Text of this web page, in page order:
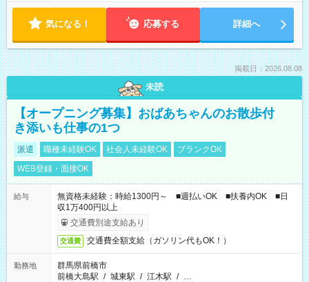
気になる！ 応募する 詳細へ
掲載日：2026.08.08
未読
【オープニング募集】おばあちゃんのお散歩付
き添いも仕事の1つ
派遣 職種未経験OK 社会人未経験OK
ブランクOK
WEB登録・面接OK
給与
無資格未経験：時給1300円～ ■週払いOK ■扶養内OK ■日
収1万400円以上
交通費別途支給あり
交通費 交通費全額支給（ガソリン代もOK！）
勤務地
群馬県前橋市
前橋大島駅 / 城東駅 / 江木駅 / …